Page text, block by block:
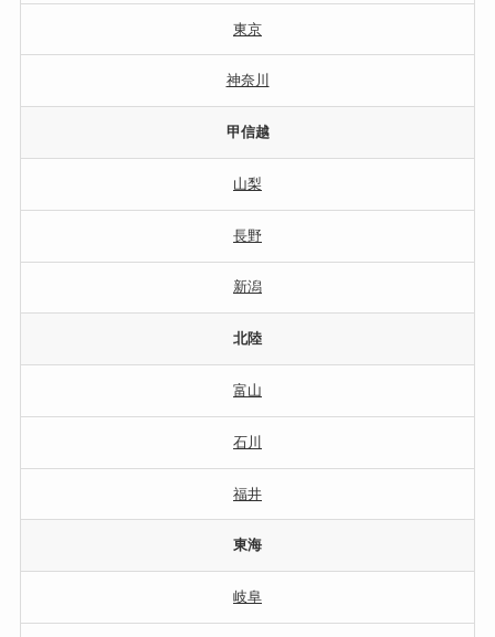
東京
神奈川
甲信越
山梨
長野
新潟
北陸
富山
石川
福井
東海
岐阜